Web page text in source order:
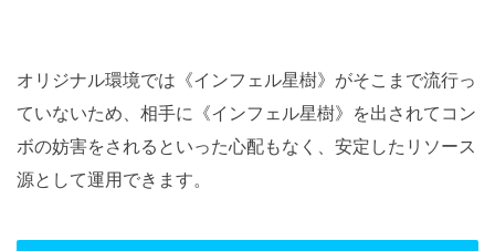
オリジナル環境では《インフェル星樹》がそこまで流行っ
ていないため、相手に《インフェル星樹》を出されてコン
ボの妨害をされるといった心配もなく、安定したリソース
源として運用できます。